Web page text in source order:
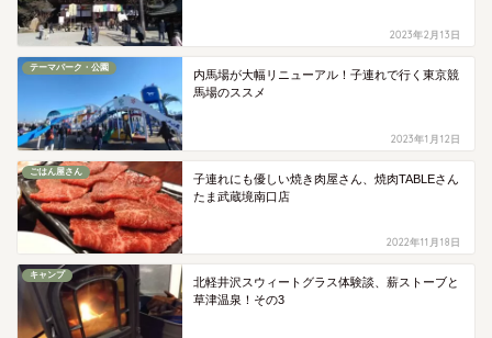
2023年2月13日
テーマパーク・公園
内馬場が大幅リニューアル！子連れで行く東京競
馬場のススメ
2023年1月12日
ごはん屋さん
子連れにも優しい焼き肉屋さん、焼肉TABLEさん
たま武蔵境南口店
2022年11月18日
キャンプ
北軽井沢スウィートグラス体験談、薪ストーブと
草津温泉！その3